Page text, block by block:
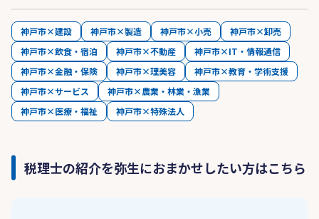
神戸市×建設 神戸市×製造 神戸市×小売
神戸市×卸売
神戸市×飲食・宿泊
神戸市×不動産
神戸市×IT・情報通信
神戸市×金融・保険
神戸市×理美容
神戸市×教育・学術支援
神戸市×サービス
神戸市×農業・林業・漁業
神戸市×医療・福祉
神戸市×特殊法人
税理士の紹介を弥生におまかせしたい方はこちら